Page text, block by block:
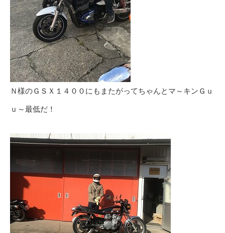
Ｎ様のＧＳＸ１４００にもまたがってちゃんとマ～キンＧｕ
ｕ～最低だ！